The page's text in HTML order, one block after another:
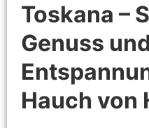
Toskana –
Genuss
Hauch von